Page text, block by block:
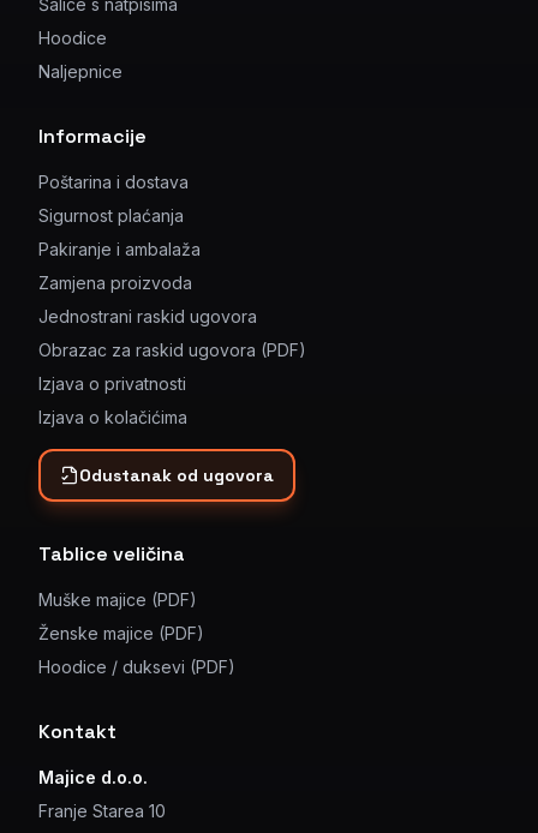
Šalice s natpisima
Hoodice
Naljepnice
Informacije
Poštarina i dostava
Sigurnost plaćanja
Pakiranje i ambalaža
Zamjena proizvoda
Jednostrani raskid ugovora
Obrazac za raskid ugovora (PDF)
Izjava o privatnosti
Izjava o kolačićima
Odustanak od ugovora
Tablice veličina
Muške majice (PDF)
Ženske majice (PDF)
Hoodice / duksevi (PDF)
Kontakt
Majice d.o.o.
Franje Starea 10